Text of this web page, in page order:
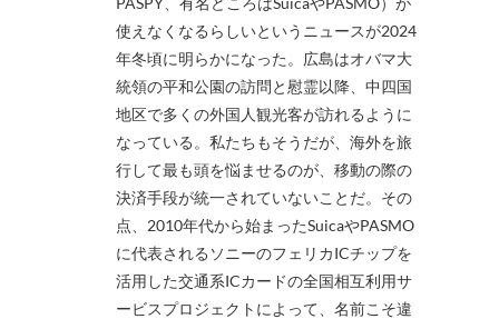
使えなくなるらしいというニュースが2024
年冬頃に明らかになった。広島はオバマ大
統領の平和公園の訪問と慰霊以降、中四国
地区で多くの外国人観光客が訪れるように
なっている。私たちもそうだが、海外を旅
行して最も頭を悩ませるのが、移動の際の
決済手段が統一されていないことだ。その
点、2010年代から始まったSuicaやPASMO
に代表されるソニーのフェリカICチップを
活用した交通系ICカードの全国相互利用サ
ービスプロジェクトによって、名前こそ違